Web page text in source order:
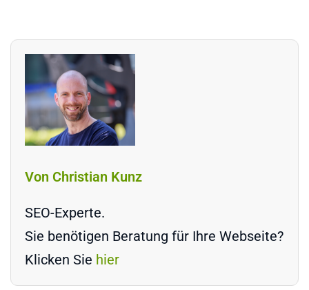
Von Christian Kunz
SEO-Experte.
Sie benötigen Beratung für Ihre Webseite?
Klicken Sie hier